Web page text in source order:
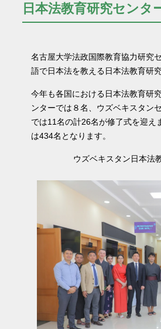
日本法教育研究セン
名古屋大学法政国際教育協力研究
語で日本法を教える日本法教育研
今年も各国における日本法教育研
ンターでは８名、ウズベキスタン
では11名の計26名が修了式を迎え
は434名となります。
ウズベキスタン日本法